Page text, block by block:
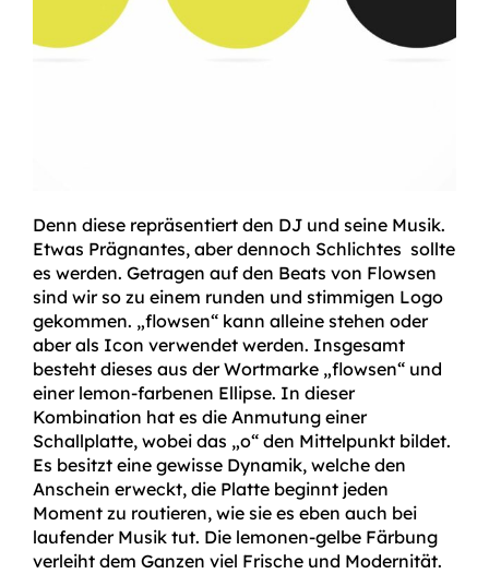
Denn diese repräsentiert den DJ und seine Musik.
Etwas Prägnantes, aber dennoch Schlichtes sollte
es werden. Getragen auf den Beats von Flowsen
sind wir so zu einem runden und stimmigen Logo
gekommen. „flowsen“ kann alleine stehen oder
aber als Icon verwendet werden. Insgesamt
besteht dieses aus der Wortmarke „flowsen“ und
einer lemon-farbenen Ellipse. In dieser
Kombination hat es die Anmutung einer
Schallplatte, wobei das „o“ den Mittelpunkt bildet.
Es besitzt eine gewisse Dynamik, welche den
Anschein erweckt, die Platte beginnt jeden
Moment zu routieren, wie sie es eben auch bei
laufender Musik tut. Die lemonen-gelbe Färbung
verleiht dem Ganzen viel Frische und Modernität.